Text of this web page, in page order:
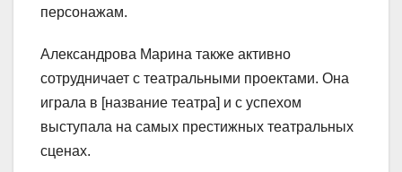
персонажам.
Александрова Марина также активно
сотрудничает с театральными проектами. Она
играла в [название театра] и с успехом
выступала на самых престижных театральных
сценах.